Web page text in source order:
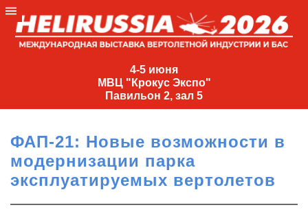
4-5 июня
МВЦ "Крокус Экспо"
Павильон 2, зал 5
4-
МВЦ
Экспо"
Павильон
2,
зал
ФАП-21: Новые возможности в
модернизации парка
эксплуатируемых вертолетов